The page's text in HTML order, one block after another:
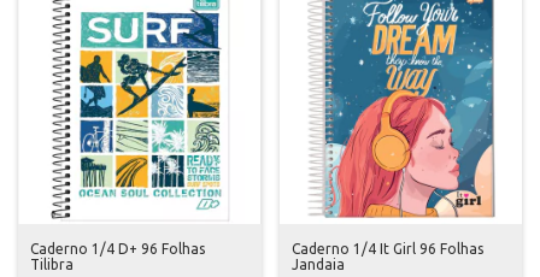
Caderno 1/4 D+ 96 Folhas
Tilibra
Caderno 1/4 It Girl 96 Folhas
Jandaia